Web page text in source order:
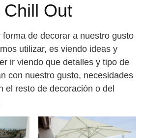
Chill Out
forma de decorar a nuestro gusto
utilizar, es viendo ideas y
ir viendo que detalles y tipo de
con nuestro gusto, necesidades
el resto de decoración o del